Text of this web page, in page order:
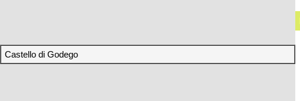
Castello di Godego